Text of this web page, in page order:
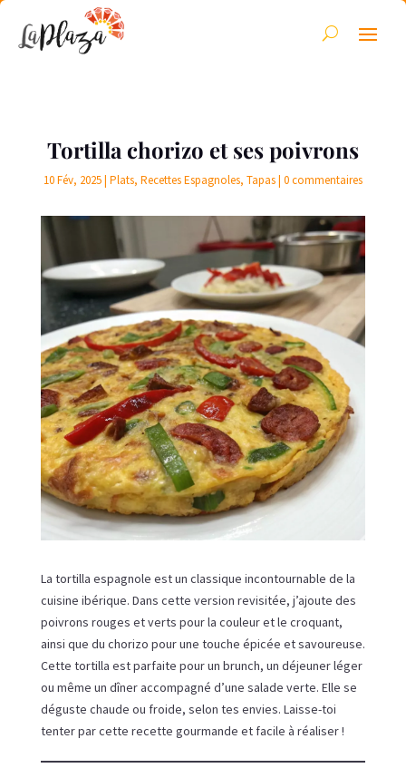
Tortilla chorizo et ses poivrons
10 Fév, 2025| Plats, Recettes Espagnoles, Tapas| 0 commentaires
La tortilla espagnole est un classique incontournable de la
cuisine ibérique. Dans cette version revisitée, j’ajoute des
poivrons rouges et verts pour la couleur et le croquant,
ainsi que du chorizo pour une touche épicée et savoureuse.
Cette tortilla est parfaite pour un brunch, un déjeuner léger
ou même un dîner accompagné d’une salade verte. Elle se
déguste chaude ou froide, selon tes envies. Laisse-toi
tenter par cette recette gourmande et facile à réaliser !